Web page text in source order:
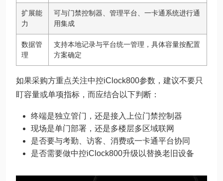
扩展能
力
可与门禁控制器、管理平台、一卡通系统进行通
用集成
数据管
理
支持本地记录与平台统一管理，具体容量按配置
方案确定
如果采购方重点关注中控iClock800参数，建议不要只
盯容量或单项指标，而应结合以下判断：
终端是独立管门，还是接入上位门禁控制器
现场是单门部署，还是多楼层多区域联网
是否要与考勤、访客、消费或一卡通平台协同
是否需要做中控iClock800升级以替换老旧设备